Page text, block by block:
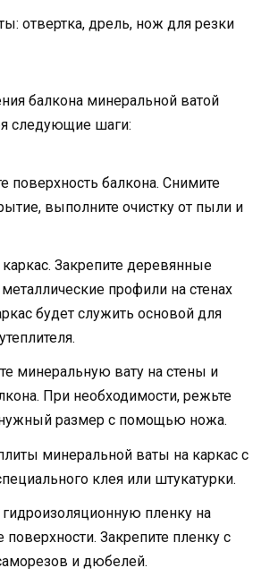
отвертка, дрель, нож для резки
балкона минеральной ватой
следующие шаги:
поверхность балкона. Снимите
выполните очистку от пыли и
каркас. Закрепите деревянные
профили на стенах
будет служить основой для
минеральную вату на стены и
При необходимости, режьте
размер с помощью ножа.
минеральной ваты на каркас с
клея или штукатурки.
гидроизоляционную пленку на
поверхности. Закрепите пленку с
и дюбелей.